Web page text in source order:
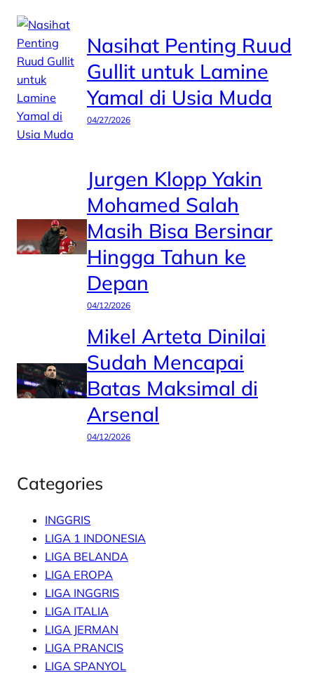
Nasihat Penting Ruud
Gullit untuk Lamine
Yamal di Usia Muda
04/27/2026
Jurgen Klopp Yakin
Mohamed Salah
Masih Bisa Bersinar
Hingga Tahun ke
Depan
04/12/2026
Mikel Arteta Dinilai
Sudah Mencapai
Batas Maksimal di
Arsenal
04/12/2026
Categories
INGGRIS
LIGA 1 INDONESIA
LIGA BELANDA
LIGA EROPA
LIGA INGGRIS
LIGA ITALIA
LIGA JERMAN
LIGA PRANCIS
LIGA SPANYOL